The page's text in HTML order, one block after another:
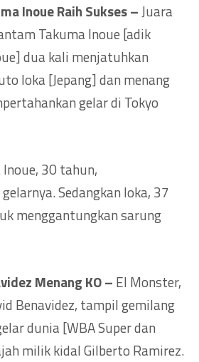
InoueRaih Sukses –Juara
Takuma Inoue [adik
dua kali menjatuhkan
Ioka [Jepang] dan menang
gelar di Tokyo
30 tahun,
Sedangkan Ioka, 37
menggantungkan sarung
Menang KO – El Monster,
Benavidez, tampil gemilang
dunia [WBA Super dan
milik kidal Gilberto Ramirez.